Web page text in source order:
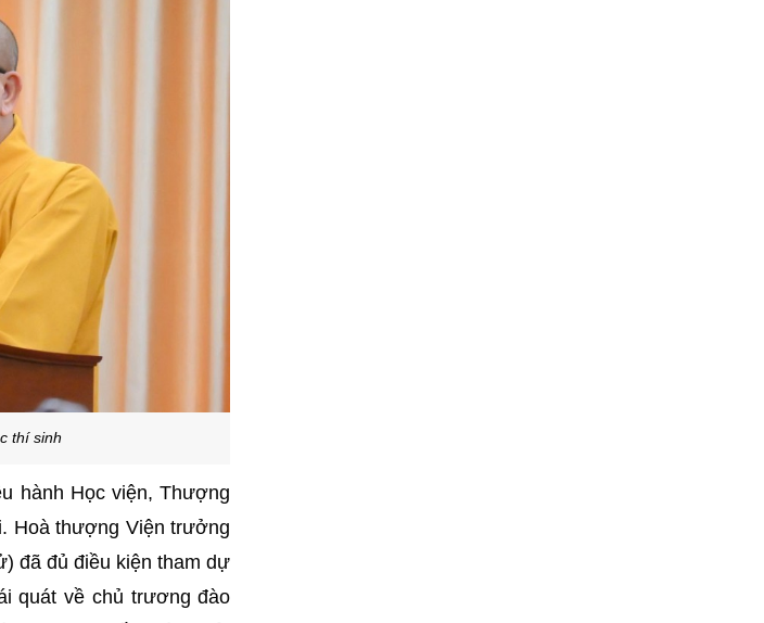
thí sinh
hành Học viện, Thượng
Hoà thượng Viện trưởng
đã đủ điều kiện tham dự
quát về chủ trương đào